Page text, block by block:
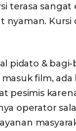
terasa
nyaman.
pidato &
film,
pesimis
operator